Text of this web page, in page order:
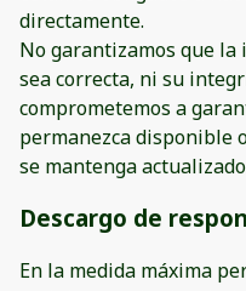
directamente.
No garantizamos que
sea correcta, ni su
comprometemos a
permanezca disponible
se mantenga
Descargo de
En la medida máxima